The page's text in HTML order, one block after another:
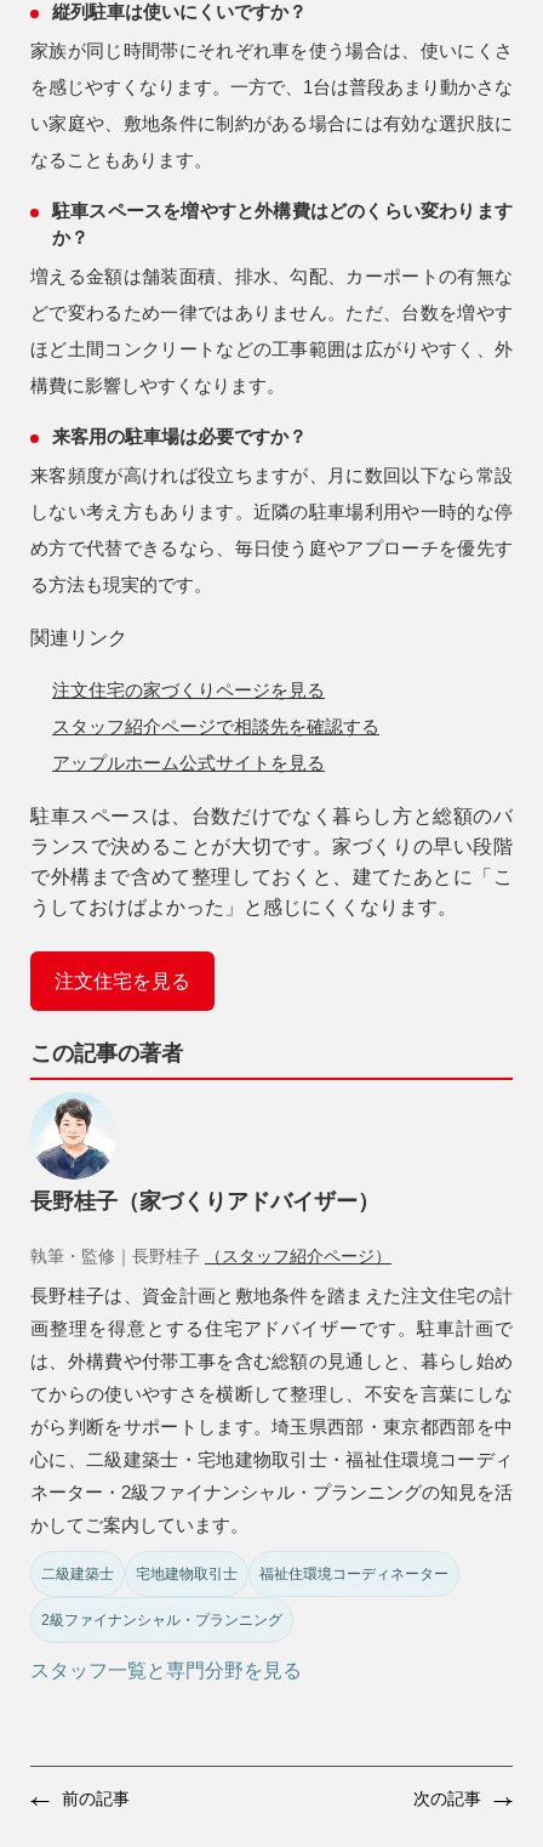
縦列駐車は使いにくいですか？
家族が同じ時間帯にそれぞれ車を使う場合は、使いにくさ
を感じやすくなります。一方で、1台は普段あまり動かさな
い家庭や、敷地条件に制約がある場合には有効な選択肢に
なることもあります。
駐車スペースを増やすと外構費はどのくらい変わります
か？
増える金額は舗装面積、排水、勾配、カーポートの有無な
どで変わるため一律ではありません。ただ、台数を増やす
ほど土間コンクリートなどの工事範囲は広がりやすく、外
構費に影響しやすくなります。
来客用の駐車場は必要ですか？
来客頻度が高ければ役立ちますが、月に数回以下なら常設
しない考え方もあります。近隣の駐車場利用や一時的な停
め方で代替できるなら、毎日使う庭やアプローチを優先す
る方法も現実的です。
関連リンク
注文住宅の家づくりページを見る
スタッフ紹介ページで相談先を確認する
アップルホーム公式サイトを見る
駐車スペースは、台数だけでなく暮らし方と総額のバ
ランスで決めることが大切です。家づくりの早い段階
で外構まで含めて整理しておくと、建てたあとに「こ
うしておけばよかった」と感じにくくなります。
注文住宅を見る
この記事の著者
長野桂子（家づくりアドバイザー）
執筆・監修｜長野桂子 （スタッフ紹介ページ）
長野桂子は、資金計画と敷地条件を踏まえた注文住宅の計
画整理を得意とする住宅アドバイザーです。駐車計画で
は、外構費や付帯工事を含む総額の見通しと、暮らし始め
てからの使いやすさを横断して整理し、不安を言葉にしな
がら判断をサポートします。埼玉県西部・東京都西部を中
心に、二級建築士・宅地建物取引士・福祉住環境コーディ
ネーター・2級ファイナンシャル・プランニングの知見を活
かしてご案内しています。
二級建築士 宅地建物取引士 福祉住環境コーディネーター
2級ファイナンシャル・プランニング
スタッフ一覧と専門分野を見る
前の記事 次の記事